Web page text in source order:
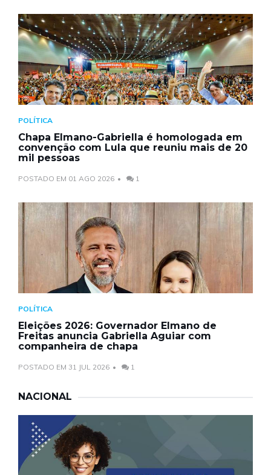
POLÍTICA
Chapa Elmano-Gabriella é homologada em
convenção com Lula que reuniu mais de 20
mil pessoas
POSTADO EM 01 AGO 2026 1
POLÍTICA
Eleições 2026: Governador Elmano de
Freitas anuncia Gabriella Aguiar com
companheira de chapa
POSTADO EM 31 JUL 2026 1
NACIONAL